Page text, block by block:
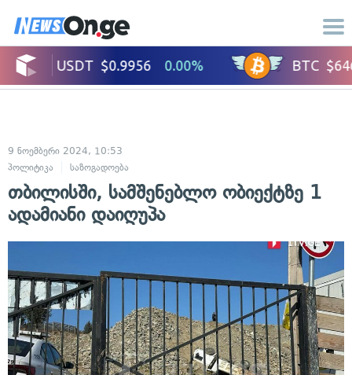
9 ნოემბერი 2024, 10:53
პოლიტიკა
საზოგადოება
თბილისში, სამშენებლო ობიექტზე 1
ადამიანი დაიღუპა